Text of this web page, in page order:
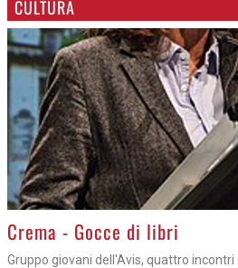
CULTURA
Crema - Gocce di libri
Gruppo giovani dell'Avis, quattro